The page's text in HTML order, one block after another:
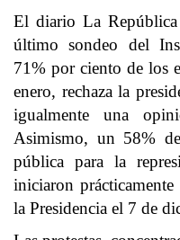
El diario La
último sondeo del
71% por ciento de los
enero, rechaza la
igualmente una
Asimismo, un 58%
pública para la
iniciaron
la Presidencia el 7 de